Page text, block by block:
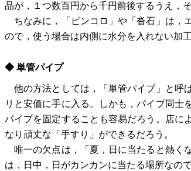
品が，１つ数百円から千円前後するうえ，
ちなみに，「ピンコロ」や「沓石」は，
ので，使う場合は内側に水分を入れない加
◆ 単管パイプ
他の方法としては，「単管パイプ」と呼
リと安価に手に入る。しかも，パイプ同士
パイプを固定することも容易だろう。店に
なり頑丈な「手すり」ができるだろう。
唯一の欠点は，「夏，日に当たると熱く
は，日中，日がカンカンに当たる場所なの